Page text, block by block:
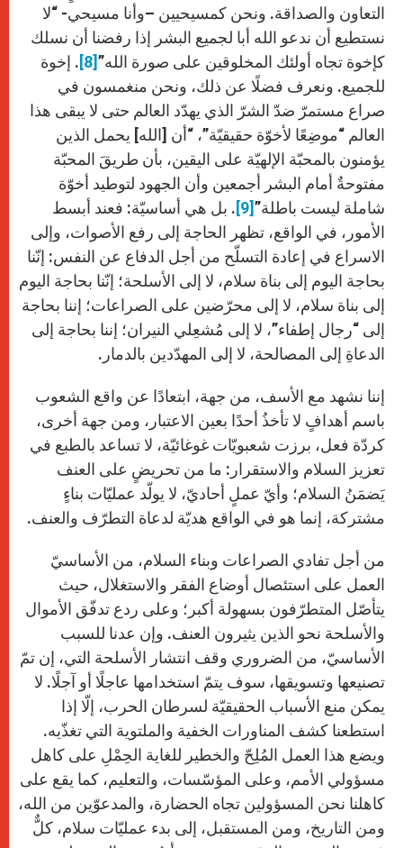
التعاون والصداقة. ونحن كمسيحيين –وأنا مسيحي- “لا
نستطيع أن ندعو الله أبا لجميع البشر إذا رفضنا أن نسلك
كإخوة تجاه أولئك المخلوقين على صورة الله”[8]
. إخوة
للجميع. ونعرف فضلًا عن ذلك، ونحن منغمسون في
صراع مستمرّ ضدّ الشرّ الذي يهدّد العالم حتى لا يبقى هذا
العالم “موضِعًا لأخوّة حقيقيّة”، “أن [الله] يحمل الذين
يؤمنون بالمحبّة الإلهيّة على اليقين، بأن طريقَ المحبّة
مفتوحةٌ أمام البشر أجمعين وأن الجهود لتوطيد أخوّة
شاملة ليست باطلة”[9]
. بل هي أساسيّة: فعند أبسط
الأمور، في الواقع، تظهر الحاجة إلى رفع الأصوات، وإلى
الاسراع في إعادة التسلّح من أجل الدفاع عن النفس: إنّنا
بحاجة اليوم إلى بناة سلام، لا إلى الأسلحة؛ إنّنا بحاجة اليوم
إلى بناة سلام، لا إلى محرّضين على الصراعات؛ إننا بحاجة
إلى “رجال إطفاء”، لا إلى مُشعِلي النيران؛ إننا بحاجة إلى
الدعاةِ إلى المصالحة، لا إلى المهدّدين بالدمار.
إننا نشهد مع الأسف، من جهة، ابتعادًا عن واقع الشعوب
باسم أهدافٍ لا تأخذُ أحدًا بعين الاعتبار، ومن جهة أخرى،
كردّة فعل، برزت شعبويّات غوغائيّة، لا تساعد بالطبع في
تعزيز السلام والاستقرار: ما من تحريضٍ على العنف
يَضمَنُ السلام؛ وأيّ عملٍ أحاديّ، لا يولّد عمليّات بناءٍ
مشتركة، إنما هو في الواقع هديّة لدعاة التطرّف والعنف.
من أجل تفادي الصراعات وبناء السلام، من الأساسيّ
العمل على استئصال أوضاع الفقر والاستغلال، حيث
يتأصّل المتطرّفون بسهولة أكبر؛ وعلى ردع تدفّق الأموال
والأسلحة نحو الذين يثيرون العنف. وإن عدنا للسبب
الأساسيّ، من الضروري وقف انتشار الأسلحة التي، إن تمّ
تصنيعها وتسويقها، سوف يتمّ استخدامها عاجلًا أو آجلًا. لا
يمكن منع الأسباب الحقيقيّة لسرطان الحرب، إلّا إذا
استطعنا كشف المناورات الخفية والملتوية التي تغذّيه.
ويضع هذا العمل المُلِحّ والخطير للغاية الحِمْلِ على كاهل
مسؤولي الأمم، وعلى المؤسّسات، والتعليم، كما يقع على
كاهلنا نحن المسؤولين تجاه الحضارة، والمدعوّين من الله،
ومن التاريخ، ومن المستقبل، إلى بدء عمليّات سلام، كلٌّ